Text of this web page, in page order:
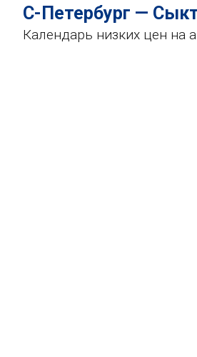
С-Петербург —
Календарь низких цен на